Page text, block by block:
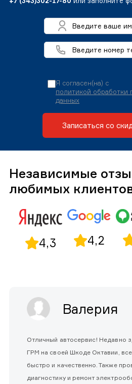
Я согласен(на) с
политикой обработки
данных
Записаться со
Независимые
любимых
4,3 4,2
Валерия
Отличный автосервис! Недавно
ГРМ на своей Шкоде Октавии,
быстро и качественно. Также
диагностику и ремонт